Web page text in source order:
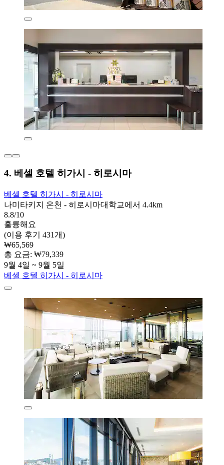
4. 베셀 호텔 히가시 - 히로시마
베셀 호텔 히가시 - 히로시마
나미타키지 온천 - 히로시마대학교에서 4.4km
8.8/10
훌륭해요
(이용 후기 431개)
₩65,569
총 요금: ₩79,339
9월 4일 ~ 9월 5일
베셀 호텔 히가시 - 히로시마